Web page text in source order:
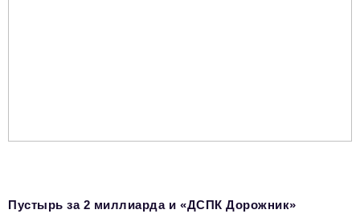
Пустырь за 2 миллиарда и «ДСПК Дорожник»